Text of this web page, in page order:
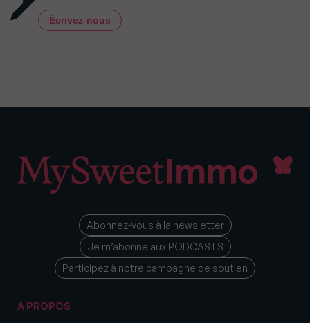
Écrivez-nous
Abonnez-vous à la newsletter
Je m’abonne aux PODCASTS
Participez à notre campagne de soutien
A PROPOS